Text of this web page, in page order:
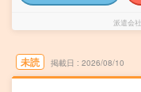
派遣会社
未読 掲載日 2026/08/10